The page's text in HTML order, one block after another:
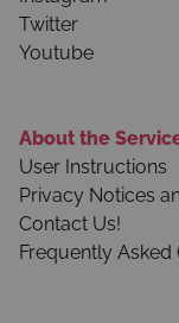
Twitter
Youtube
About the
User Instructions
Privacy Notices
Contact Us!
Frequently